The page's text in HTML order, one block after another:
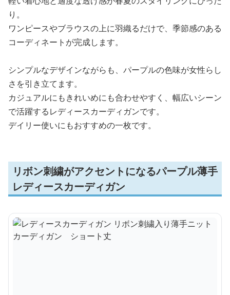
り。
ワンピースやブラウスの上に羽織るだけで、季節感のある
コーディネートが完成します。
シンプルなデザインながらも、パープルの色味が女性らし
さを引き立てます。
カジュアルにもきれいめにも合わせやすく、幅広いシーン
で活躍するレディースカーディガンです。
デイリー使いにもおすすめの一枚です。
リボン刺繍がアクセントになるパープル薄手
レディースカーディガン